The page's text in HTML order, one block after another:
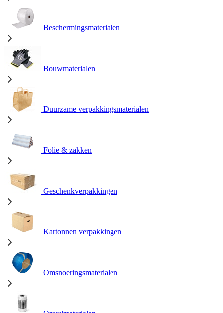
Beschermingsmaterialen
Bouwmaterialen
Duurzame verpakkingsmaterialen
Folie & zakken
Geschenkverpakkingen
Kartonnen verpakkingen
Omsnoeringsmaterialen